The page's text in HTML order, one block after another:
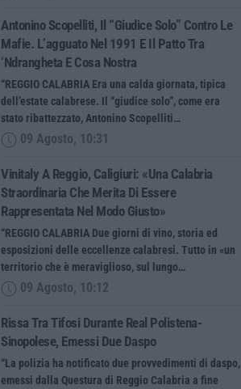
Antonino Scopelliti, Il “giudice Solo” Contro Le
Mafie. L’agguato Nel 1991 E Il Patto Tra
‘ndrangheta E Cosa Nostra
“REGGIO CALABRIA Era una calda giornata, tipica
dell’estate calabrese. Il “giudice solo”, come era
stato ribattezzato, Antonino Scopelliti…
09 Agosto, 10:31
Vinitaly A Reggio, Caligiuri: «Una Calabria
Straordinaria Che Merita Di Essere
Rappresentata Nel Modo Giusto»
“REGGIO CALABRIA Due giorni di vino, storia ed
esposizioni delle eccellenze calabresi. Tutto in «un
territorio che è meraviglioso, sul lungo…
09 Agosto, 10:12
Rissa Tra Tifosi Durante Real Polistena-
Sinopolese, Emessi Due Daspo
“La polizia ha notificato due provvedimenti di daspo,
emessi dalla Questura di Reggio Calabria a fine